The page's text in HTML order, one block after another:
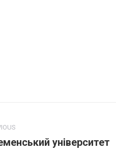
університет